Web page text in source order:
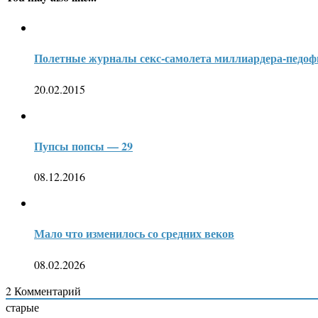
Полетные журналы секс-самолета миллиардера-
20.02.2015
Пупсы попсы — 29
08.12.2016
Мало что изменилось со средних веков
08.02.2026
2Комментарий
старые